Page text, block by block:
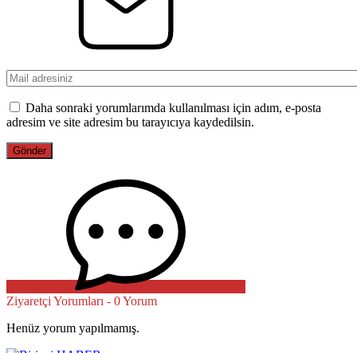
Daha sonraki yorumlarımda kullanılması için adım, e-posta
adresim ve site adresim bu tarayıcıya kaydedilsin.
Ziyaretçi Yorumları - 0 Yorum
Henüz yorum yapılmamış.